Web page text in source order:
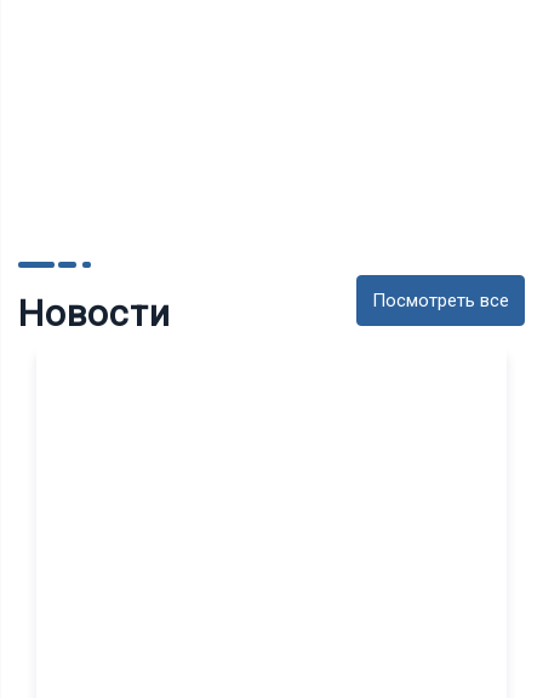
Новости Посмотреть все